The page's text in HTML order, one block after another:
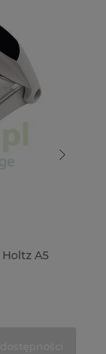
A5